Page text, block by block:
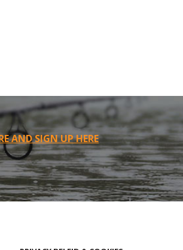
AND SIGN UP HERE